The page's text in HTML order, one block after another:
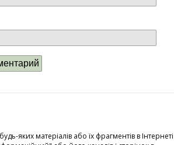
яких матеріалів або їх фрагментів в Інтернеті